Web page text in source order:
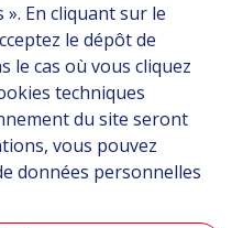
En cliquant sur le
le dépôt de
le cas où vous cliquez
techniques
du site seront
vous pouvez
données personnelles